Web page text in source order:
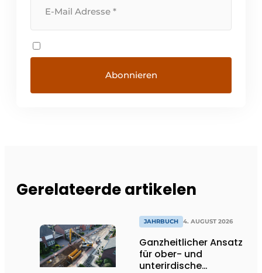
Gerelateerde artikelen
JAHRBUCH 4. AUGUST 2026
Ganzheitlicher Ansatz
für ober- und
unterirdische